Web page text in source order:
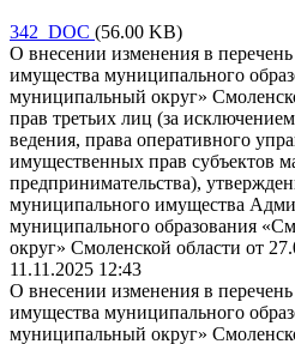
342 DOC (56.00 KB)
О внесении изменения в
имущества муниципального
муниципальный округ»
прав третьих лиц (за
ведения, права оперативного
имущественных прав субъектов
предпринимательства),
муниципального имущества
муниципального образования
округ» Смоленской области от
11.11.2025 12:43
О внесении изменения в
имущества муниципального
муниципальный округ»